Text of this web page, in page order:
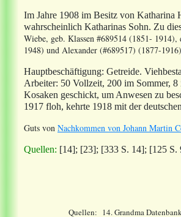
Im Jahre 1908 im Besitz von Katharina
wahrscheinlich Katharinas Sohn. Zu
Wiebe, geb. Klassen #689514 (1851-
1948) und Alexander (#689517) (1877-
Hauptbeschäftigung: Getreide.
Arbeiter: 50 Vollzeit, 200 im Sommer,
Kosaken geschickt, um Anwesen zu
1917 floh, kehrte 1918 mit der
Guts von Nachkommen von Johann Martin
Quellen: [14]; [23]; [333 S. 14]; [125 S.
Quellen: 14.Grandma